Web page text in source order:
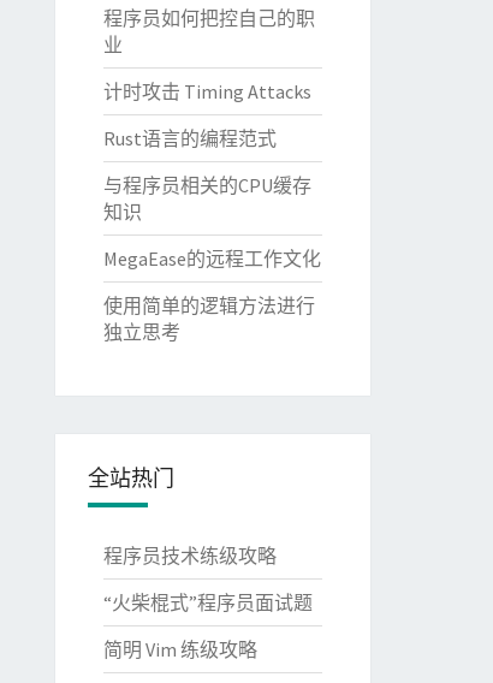
程序员如何把控自己的职
业
计时攻击 Timing Attacks
Rust语言的编程范式
与程序员相关的CPU缓存
知识
MegaEase的远程工作文化
使用简单的逻辑方法进行
独立思考
全站热门
程序员技术练级攻略
“火柴棍式”程序员面试题
简明 Vim 练级攻略